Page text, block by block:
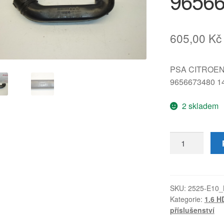
605,00 Kč
PSA
9656673480
2 skladem
sání
Citroën
Peugeot
9656673480
SKU: 2525-
Kategorie: 1.6
příslušenství